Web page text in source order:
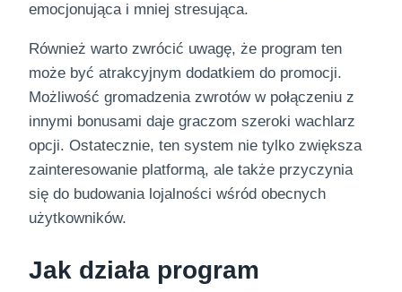
emocjonująca i mniej stresująca.
Również warto zwrócić uwagę, że program ten
może być atrakcyjnym dodatkiem do promocji.
Możliwość gromadzenia zwrotów w połączeniu z
innymi bonusami daje graczom szeroki wachlarz
opcji. Ostatecznie, ten system nie tylko zwiększa
zainteresowanie platformą, ale także przyczynia
się do budowania lojalności wśród obecnych
użytkowników.
Jak działa program